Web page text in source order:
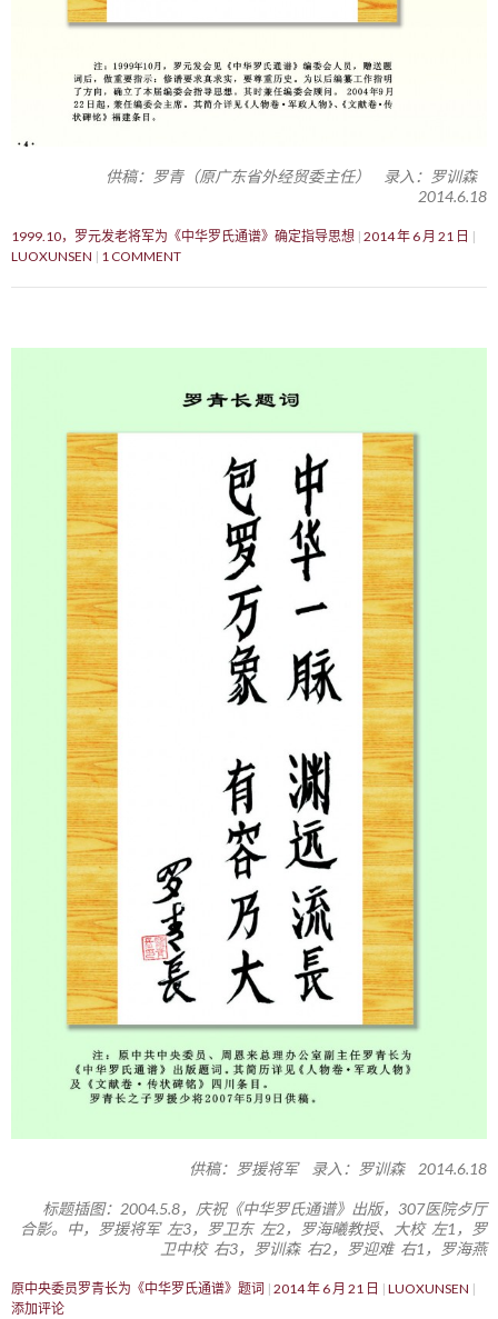
供稿：罗青（原广东省外经贸委主任） 录入：罗训森
2014.6.18
1999.10，罗元发老将军为《中华罗氏通谱》确定指导思想 2014 年 6 月 21 日
LUOXUNSEN
1 COMMENT
供稿：罗援将军 录入：罗训森 2014.6.18
标题插图：2004.5.8，庆祝《中华罗氏通谱》出版，307医院歺厅
合影。中，罗援将军 左3，罗卫东 左2，罗海曦教授、大校 左1，罗
卫中校 右3，罗训森 右2，罗迎难 右1，罗海燕
原中央委员罗青长为《中华罗氏通谱》题词 2014 年 6 月 21 日
LUOXUNSEN
添加评论